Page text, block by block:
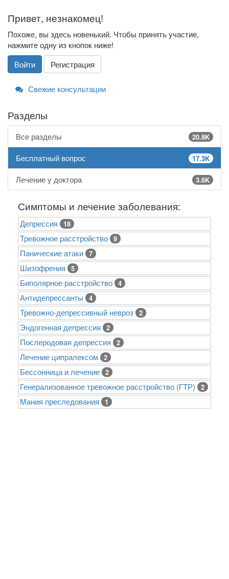
Привет, незнакомец!
Похоже, вы здесь новенький. Чтобы принять участие,
нажмите одну из кнопок ниже!
Войти
Регистрация
Свежие консультации
Разделы
Все разделы 20.8K
Бесплатный вопрос 17.3K
Лечение у доктора 3.6K
Симптомы и лечение заболевания:
Депрессия 18
Тревожное расстройство 9
Панические атаки 7
Шизофрения 5
Биполярное расстройство 4
Антидепрессанты 4
Тревожно-депрессивный невроз 2
Эндогенная депрессия 2
Послеродовая депрессия 2
Лечение ципралексом 2
Бессонница и лечение 2
Генерализованное тревожное расстройство (ГТР) 2
Mания преследования 1